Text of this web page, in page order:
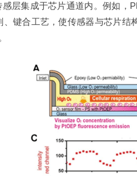
层集成于芯片通道内。例如
键合工艺，使传感器与芯片